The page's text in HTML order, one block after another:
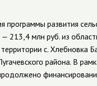
развития
213,4 млн руб. из
с. Хлебновка
района. В